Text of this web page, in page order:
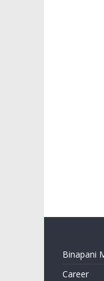
Binapani
Career